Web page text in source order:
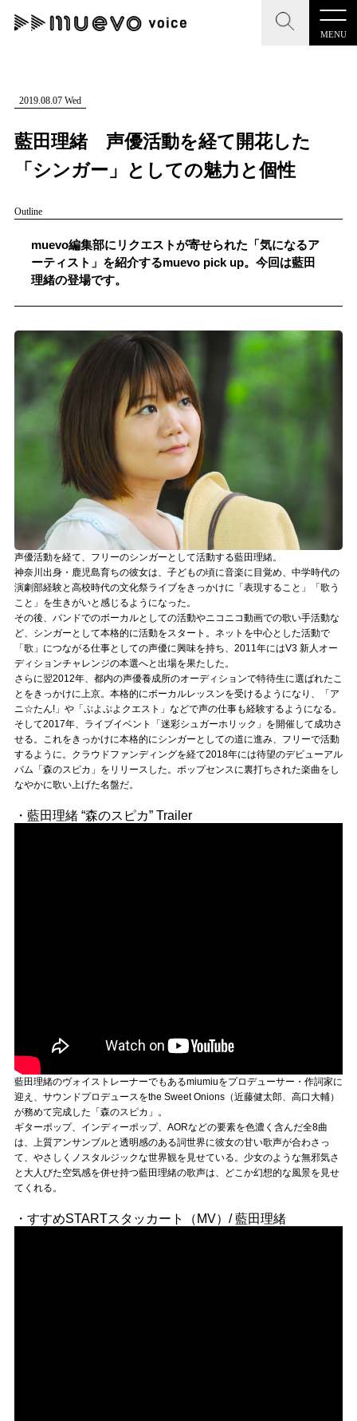
MENU
CLOSE
記事を検索する
人気ワード
#男性SSW #ポップス #女性SSW #ロック
#男性シンガー #HR/HM
CLOSE
"読者の声を形にする”音楽特化メディア
MENU
記事一覧
プレスリリース一覧
会社概要
お問い合わせ
記事リクエスト
ログイン
muevoクラウドファンディング
muevoコミュニティ
ぶいクラ！by muevo
ぶいコミュ！by muevo
ぶいマガ！ by muevo
Follow us
Official SNS
2019.08.07 Wed
藍田理緒 声優活動を経て開花した
「シンガー」としての魅力と個性
Outline
muevo編集部にリクエストが寄せられた「気になるア
ーティスト」を紹介するmuevo pick up。今回は藍田
理緒の登場です。
声優活動を経て、フリーのシンガーとして活動する藍田理緒。
神奈川出身・鹿児島育ちの彼女は、子どもの頃に音楽に目覚め、中学時代の
演劇部経験と高校時代の文化祭ライブをきっかけに「表現すること」「歌う
こと」を生きがいと感じるようになった。
その後、バンドでのボーカルとしての活動やニコニコ動画での歌い手活動な
ど、シンガーとして本格的に活動をスタート。ネットを中心とした活動で
「歌」につながる仕事としての声優に興味を持ち、2011年にはV3 新人オー
ディションチャレンジの本選へと出場を果たした。
さらに翌2012年、都内の声優養成所のオーディションで特待生に選ばれたこ
とをきっかけに上京。本格的にボーカルレッスンを受けるようになり、「ア
ニ☆たん!」や「ぷよぷよクエスト」などで声の仕事も経験するようになる。
そして2017年、ライブイベント「迷彩シュガーホリック」を開催して成功さ
せる。これをきっかけに本格的にシンガーとしての道に進み、フリーで活動
するように。クラウドファンディングを経て2018年には待望のデビューアル
バム「森のスピカ」をリリースした。ポップセンスに裏打ちされた楽曲をし
なやかに歌い上げた名盤だ。
・藍田理緒 “森のスピカ” Trailer
藍田理緒のヴォイストレーナーでもあるmiumiuをプロデューサー・作詞家に
迎え、サウンドプロデュースをthe Sweet Onions（近藤健太郎、高口大輔）
が務めて完成した「森のスピカ」。
ギターポップ、インディーポップ、AORなどの要素を色濃く含んだ全8曲
は、上質アンサンブルと透明感のある詞世界に彼女の甘い歌声が合わさっ
て、やさしくノスタルジックな世界観を見せている。少女のような無邪気さ
と大人びた空気感を併せ持つ藍田理緒の歌声は、どこか幻想的な風景を見せ
てくれる。
・すすめSTARTスタッカート（MV）/ 藍田理緒